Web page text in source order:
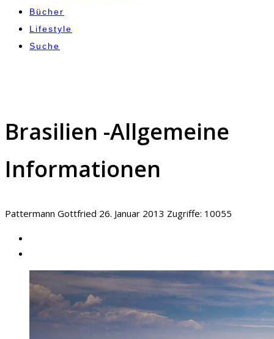
Bücher
Lifestyle
Suche
Brasilien -Allgemeine
Informationen
Pattermann Gottfried 26. Januar 2013 Zugriffe: 10055